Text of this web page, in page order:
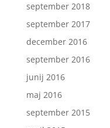
september 2018
september 2017
december 2016
september 2016
junij 2016
maj 2016
september 2015